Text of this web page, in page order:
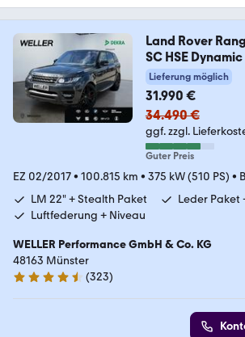
Land Rover
SC HSE
Lieferung möglich
31.990 €
34.490 €
ggf. zzgl.
Guter Preis
EZ 02/2017• 100.815 km • 375 kW (510 PS) •
LM 22" + Stealth Paket
Leder Paket
Luftfederung + Niveau
WELLER Performance GmbH & Co. KG
48163 Münster
4.3 Sterne
(323)